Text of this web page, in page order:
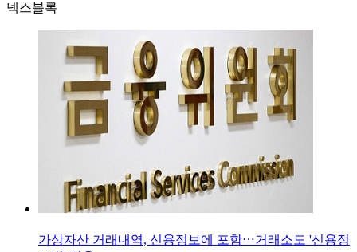
넥스블록
가상자산 거래내역, 신용정보에 포함⋯거래소도 '신용정